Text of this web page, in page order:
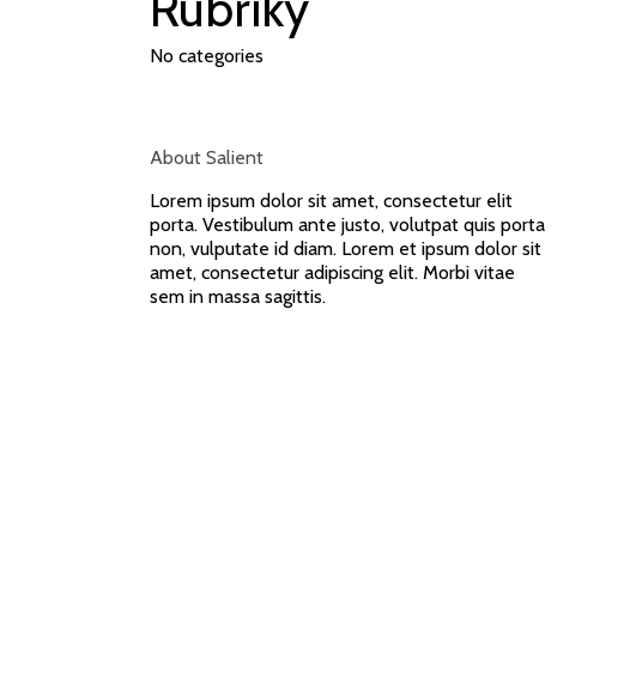
No categories
About Salient
Lorem ipsum dolor sit amet, consectetur elit
porta. Vestibulum ante justo, volutpat quis porta
non, vulputate id diam. Lorem et ipsum dolor sit
amet, consectetur adipiscing elit. Morbi vitae
sem in massa sagittis.